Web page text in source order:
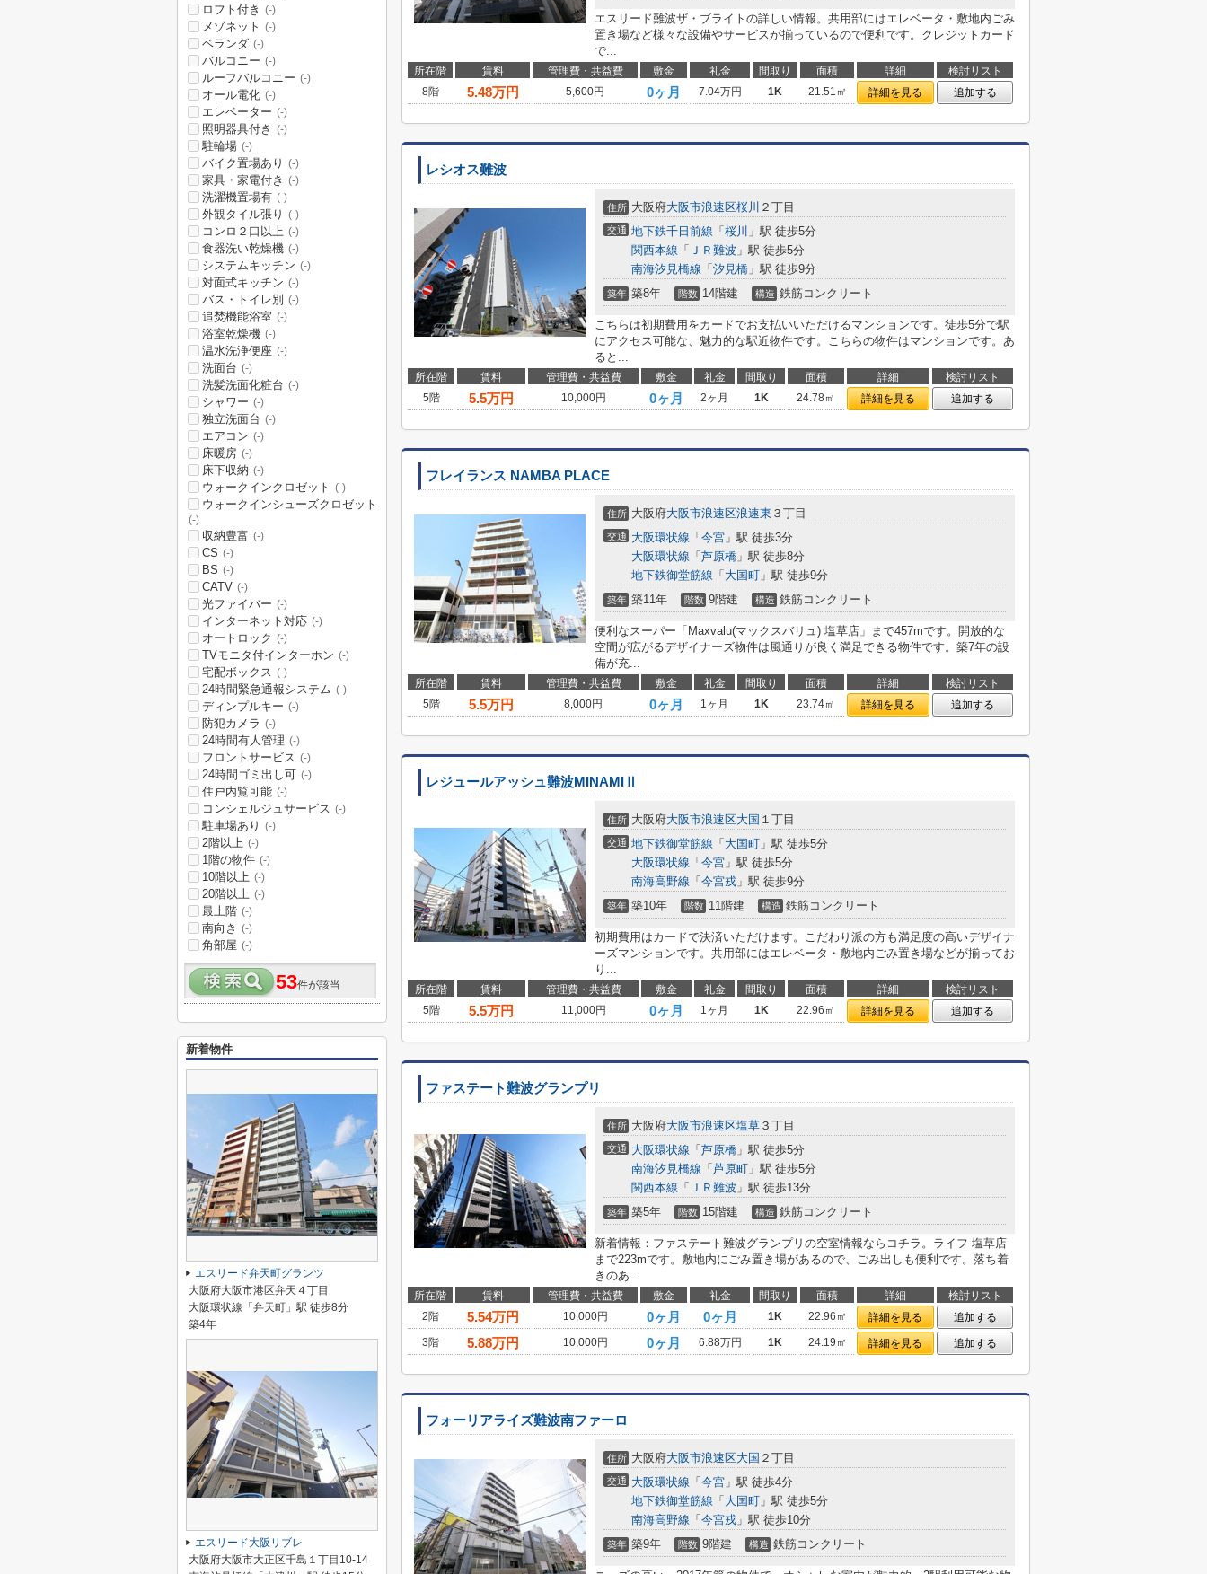
エスリード難波ザ・ブライトの詳しい情報。共用部にはエレベータ・敷地内ごみ
置き場など様々な設備やサービスが揃っているので便利です。クレジットカード
で...
所在階 賃料 管理費・共益費 敷金 礼金 間取り 面積 詳細
検討リスト
8階
5.48万円 5,600円 0ヶ月 7.04万円 1K 21.51㎡ 詳細を見る 追加する
レシオス難波
住所 大阪府大阪市浪速区桜川 ２丁目
交通 地下鉄千日前線 「 桜川 」駅 徒歩5分
関西本線 「 ＪＲ難波 」駅 徒歩5分
南海汐見橋線 「 汐見橋 」駅 徒歩9分
築年 築8年 階数 14階建 構造 鉄筋コンクリート
こちらは初期費用をカードでお支払いいただけるマンションです。徒歩5分で駅
にアクセス可能な、魅力的な駅近物件です。こちらの物件はマンションです。あ
ると...
所在階 賃料 管理費・共益費 敷金 礼金 間取り 面積 詳細
検討リスト
5階
5.5万円 10,000円 0ヶ月 2ヶ月 1K 24.78㎡ 詳細を見る 追加する
フレイランス NAMBA PLACE
住所 大阪府大阪市浪速区浪速東 ３丁目
交通 大阪環状線 「 今宮 」駅 徒歩3分
大阪環状線 「 芦原橋 」駅 徒歩8分
地下鉄御堂筋線 「 大国町 」駅 徒歩9分
築年 築11年 階数 9階建 構造 鉄筋コンクリート
便利なスーパー「Maxvalu(マックスバリュ) 塩草店」まで457mです。開放的な
空間が広がるデザイナーズ物件は風通りが良く満足できる物件です。築7年の設
備が充...
所在階 賃料 管理費・共益費 敷金 礼金 間取り 面積 詳細
検討リスト
5階
5.5万円 8,000円 0ヶ月 1ヶ月 1K 23.74㎡ 詳細を見る 追加する
レジュールアッシュ難波MINAMIⅡ
住所 大阪府大阪市浪速区大国 １丁目
交通 地下鉄御堂筋線 「 大国町 」駅 徒歩5分
大阪環状線 「 今宮 」駅 徒歩5分
南海高野線 「 今宮戎 」駅 徒歩9分
築年 築10年 階数 11階建 構造 鉄筋コンクリート
初期費用はカードで決済いただけます。こだわり派の方も満足度の高いデザイナ
ーズマンションです。共用部にはエレベータ・敷地内ごみ置き場などが揃ってお
り...
所在階 賃料 管理費・共益費 敷金 礼金 間取り 面積 詳細
検討リスト
5階
5.5万円 11,000円 0ヶ月 1ヶ月 1K 22.96㎡ 詳細を見る 追加する
ファステート難波グランプリ
住所 大阪府大阪市浪速区塩草 ３丁目
交通 大阪環状線 「 芦原橋 」駅 徒歩5分
南海汐見橋線 「 芦原町 」駅 徒歩5分
関西本線 「 ＪＲ難波 」駅 徒歩13分
築年 築5年 階数 15階建 構造 鉄筋コンクリート
新着情報：ファステート難波グランプリの空室情報ならコチラ。ライフ 塩草店
まで223mです。敷地内にごみ置き場があるので、ごみ出しも便利です。落ち着
きのあ...
所在階 賃料 管理費・共益費 敷金 礼金 間取り 面積 詳細
検討リスト
2階
5.54万円 10,000円 0ヶ月 0ヶ月 1K 22.96㎡ 詳細を見る
追加する
3階
5.88万円 10,000円 0ヶ月 6.88万円 1K 24.19㎡ 詳細を見る 追加する
フォーリアライズ難波南ファーロ
住所 大阪府大阪市浪速区大国 ２丁目
交通 大阪環状線 「 今宮 」駅 徒歩4分
地下鉄御堂筋線 「 大国町 」駅 徒歩5分
南海高野線 「 今宮戎 」駅 徒歩10分
築年 築9年 階数 9階建 構造 鉄筋コンクリート
ロフト付き (-)
メゾネット (-)
ベランダ (-)
バルコニー (-)
ルーフバルコニー (-)
オール電化 (-)
エレベーター (-)
照明器具付き (-)
駐輪場 (-)
バイク置場あり (-)
家具・家電付き (-)
洗濯機置場有 (-)
外観タイル張り (-)
コンロ２口以上 (-)
食器洗い乾燥機 (-)
システムキッチン (-)
対面式キッチン (-)
バス・トイレ別 (-)
追焚機能浴室 (-)
浴室乾燥機 (-)
温水洗浄便座 (-)
洗面台 (-)
洗髪洗面化粧台 (-)
シャワー (-)
独立洗面台 (-)
エアコン (-)
床暖房 (-)
床下収納 (-)
ウォークインクロゼット (-)
ウォークインシューズクロゼット
(-)
収納豊富 (-)
CS (-)
BS (-)
CATV (-)
光ファイバー (-)
インターネット対応 (-)
オートロック (-)
TVモニタ付インターホン (-)
宅配ボックス (-)
24時間緊急通報システム (-)
ディンプルキー (-)
防犯カメラ (-)
24時間有人管理 (-)
フロントサービス (-)
24時間ゴミ出し可 (-)
住戸内覧可能 (-)
コンシェルジュサービス (-)
駐車場あり (-)
2階以上 (-)
1階の物件 (-)
10階以上 (-)
20階以上 (-)
最上階 (-)
南向き (-)
角部屋 (-)
53件が該当
新着物件
エスリード弁天町グランツ
大阪府大阪市港区弁天４丁目
大阪環状線「弁天町」駅 徒歩8分
築4年
エスリード大阪リブレ
大阪府大阪市大正区千島１丁目10-14